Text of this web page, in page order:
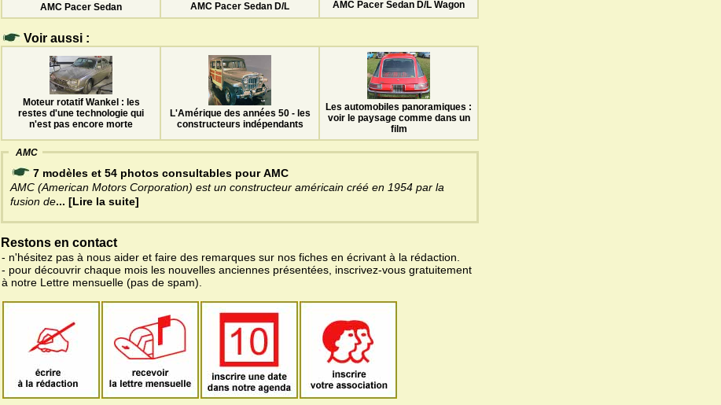
AMC Pacer Sedan AMC Pacer Sedan D/L AMC Pacer Sedan D/L Wagon
Voir aussi :
Moteur rotatif Wankel : les
restes d'une technologie qui
n'est pas encore morte
L'Amérique des années 50 - les
constructeurs indépendants
Les automobiles panoramiques :
voir le paysage comme dans un
film
AMC
7 modèles et 54 photos consultables pour AMC
AMC (American Motors Corporation) est un constructeur américain créé en 1954 par la
fusion de... [Lire la suite]
Restons en contact
- n'hésitez pas à nous aider et faire des remarques sur nos fiches en écrivant à la rédaction.
- pour découvrir chaque mois les nouvelles anciennes présentées, inscrivez-vous gratuitement
à notre Lettre mensuelle (pas de spam).